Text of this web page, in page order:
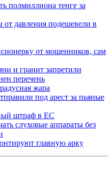
полмиллиона тенге за
давления подешевели в
от мошенников, сам
и гранит запретили
перечень
жара
под арест за пьяные
штраф в ЕС
слуховые аппараты без
главную арку